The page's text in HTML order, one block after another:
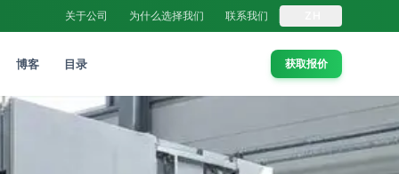
关于公司 为什么选择我们 联系我们
博客 目录 获取报价